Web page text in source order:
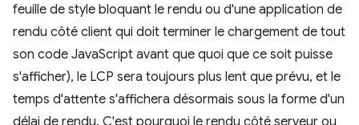
feuille de style bloquant le rendu ou d'une application de
rendu côté client qui doit terminer le chargement de tout
son code JavaScript avant que quoi que ce soit puisse
s'afficher), le LCP sera toujours plus lent que prévu, et le
temps d'attente s'affichera désormais sous la forme d'un
délai de rendu. C'est pourquoi le rendu côté serveur ou